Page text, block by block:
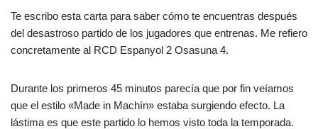
Te escribo esta carta para saber cómo te encuentras después
del desastroso partido de los jugadores que entrenas. Me refiero
concretamente al RCD Espanyol 2 Osasuna 4.
Durante los primeros 45 minutos parecía que por fin veíamos
que el estilo «Made in Machín» estaba surgiendo efecto. La
lástima es que este partido lo hemos visto toda la temporada.